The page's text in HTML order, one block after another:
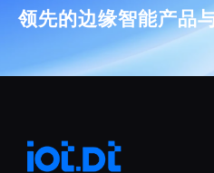
领先的边缘智能产品